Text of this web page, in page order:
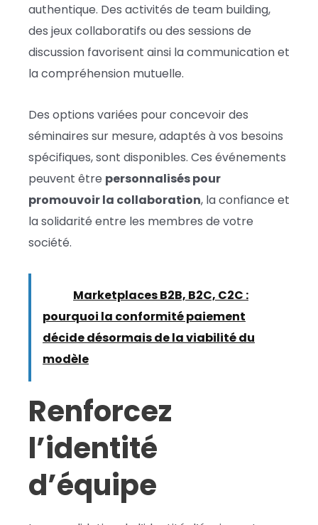
authentique. Des activités de team building,
des jeux collaboratifs ou des sessions de
discussion favorisent ainsi la communication et
la compréhension mutuelle.
Des options variées pour concevoir des
séminaires sur mesure, adaptés à vos besoins
spécifiques, sont disponibles. Ces événements
peuvent être personnalisés pour
promouvoir la collaboration, la confiance et
la solidarité entre les membres de votre
société.
Marketplaces B2B, B2C, C2C :
pourquoi la conformité paiement
décide désormais de la viabilité du
modèle
Renforcez
l’identité
d’équipe